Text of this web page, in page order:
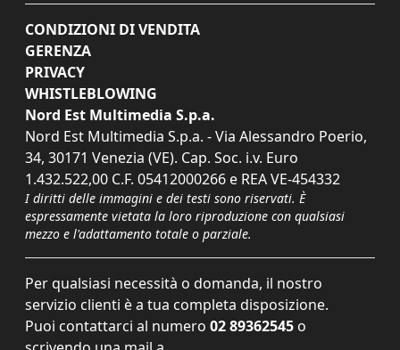
CONDIZIONI DI VENDITA
GERENZA
PRIVACY
WHISTLEBLOWING
Nord Est Multimedia S.p.a.
Nord Est Multimedia S.p.a. - Via Alessandro Poerio,
34, 30171 Venezia (VE). Cap. Soc. i.v. Euro
1.432.522,00 C.F. 05412000266 e REA VE-454332
I diritti delle immagini e dei testi sono riservati. È
espressamente vietata la loro riproduzione con qualsiasi
mezzo e l'adattamento totale o parziale.
Per qualsiasi necessità o domanda, il nostro
servizio clienti è a tua completa disposizione.
Puoi contattarci al numero 02 89362545 o